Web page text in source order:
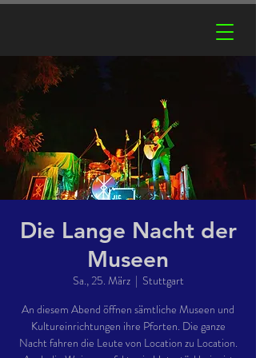
Die Lange Nacht der
Museen
Sa., 25. März
  |
Stuttgart
An diesem Abend öffnen sämtliche Museen und
Kultureinrichtungen ihre Pforten. Die ganze
Nacht fahren die Leute von Location zu Location.